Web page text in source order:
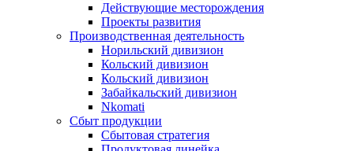
Действующие месторождения
Проекты развития
Производственная деятельность
Норильский дивизион
Кольский дивизион
Кольский дивизион
Забайкальский дивизион
Nkomati
Сбыт продукции
Сбытовая стратегия